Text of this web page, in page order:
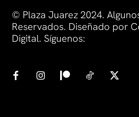
© Plaza Juarez 2024.
Reservados. Diseñado por
Digital. Síguenos: